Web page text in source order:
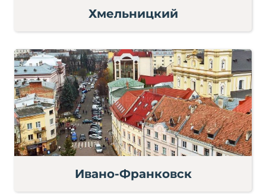
Хмельницкий
Ивано-Франковск